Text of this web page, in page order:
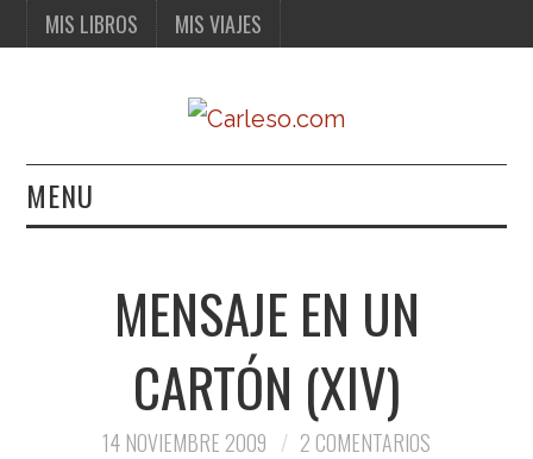
MIS LIBROS MIS VIAJES
MENU
MIS VIAJES
MENSAJE EN UN
CARTÓN (XIV)
14 NOVIEMBRE 2009 2 COMENTARIOS